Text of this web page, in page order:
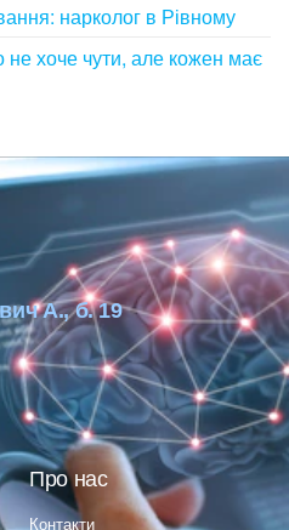
нарколог в Рівному
не хоче чути, але кожен має
А., б. 19
Про нас
Контакти